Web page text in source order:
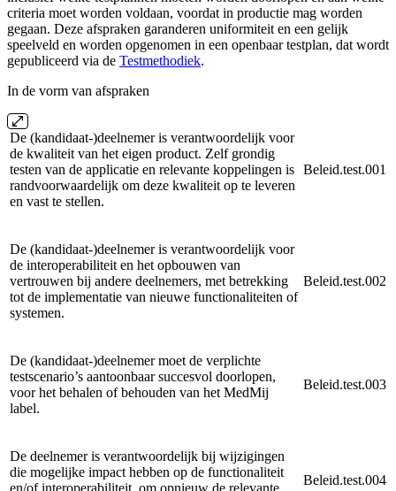
criteria moet worden voldaan, voordat in productie mag worden
gegaan. Deze afspraken garanderen uniformiteit en een gelijk
speelveld en worden opgenomen in een openbaar testplan, dat wordt
gepubliceerd via de Testmethodiek.
In de vorm van afspraken
De (kandidaat-)deelnemer is verantwoordelijk voor
de kwaliteit van het eigen product. Zelf grondig
testen van de applicatie en relevante koppelingen is
randvoorwaardelijk om deze kwaliteit op te leveren
en vast te stellen.
Beleid.test.001
De (kandidaat-)deelnemer is verantwoordelijk voor
de interoperabiliteit en het opbouwen van
vertrouwen bij andere deelnemers, met betrekking
tot de implementatie van nieuwe functionaliteiten of
systemen.
Beleid.test.002
De (kandidaat-)deelnemer moet de verplichte
testscenario’s aantoonbaar succesvol doorlopen,
voor het behalen of behouden van het MedMij
label.
Beleid.test.003
De deelnemer is verantwoordelijk bij wijzigingen
die mogelijke impact hebben op de functionaliteit
en/of interoperabiliteit, om opnieuw de relevante
Beleid.test.004